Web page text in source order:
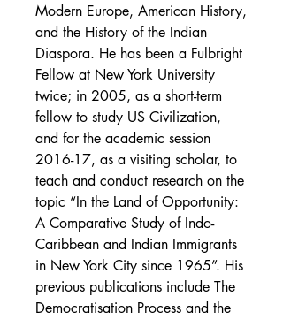
Modern Europe, American History,
and the History of the Indian
Diaspora. He has been a Fulbright
Fellow at New York University
twice; in 2005, as a short-term
fellow to study US Civilization,
and for the academic session
2016-17, as a visiting scholar, to
teach and conduct research on the
topic “In the Land of Opportunity:
A Comparative Study of Indo-
Caribbean and Indian Immigrants
in New York City since 1965”. His
previous publications include The
Democratisation Process and the